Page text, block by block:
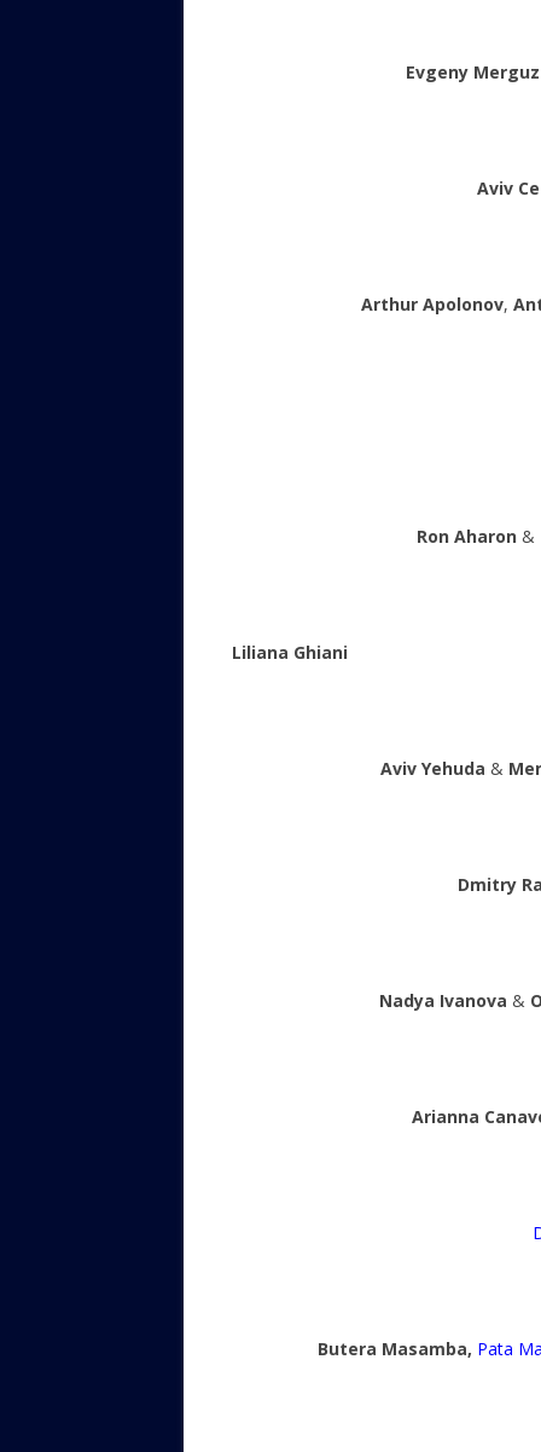
Evgeny
Aviv
Arthur Apolonov,
Ron Aharon&
Liliana Ghiani
Aviv Yehuda &
Dmitry
Nadya Ivanova &
Arianna
Butera Masamba, Pata